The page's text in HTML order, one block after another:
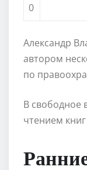
0
Александр
автором
по
В свободное
чтением